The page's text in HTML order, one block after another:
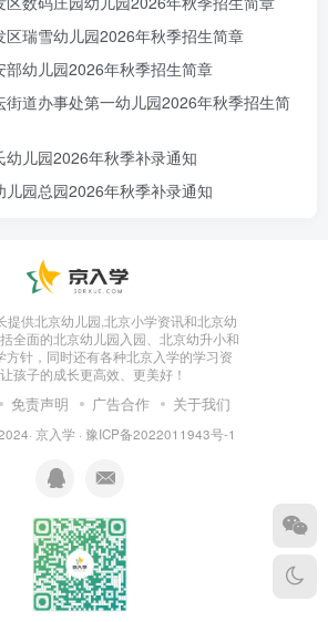
园所介绍
镇南部地区，是一所乡镇中心园，
属事业单位公办园，幼儿园占地面
积4765㎡，是一所设施设备齐全、师
验丰富的集学玩为一体的城堡乐
区瑞雪幼儿园2026年秋季招生简章
部幼儿园2026年秋季招生简章
街道办事处第一幼儿园2026年秋季招生简
幼儿园2026年秋季补录通知
儿园总园2026年秋季补录通知
提供北京幼儿园,北京小学资讯和北京幼
全面的北京幼儿园入园、北京幼升小和
方针，同时还有各种北京入学的学习资
孩子的成长更高效、更美好！
免责声明 广告合作 关于我们
京入学 · 豫ICP备2022011943号-1